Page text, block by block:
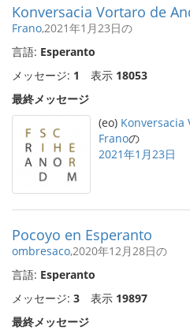
Konversacia Vortaro de
Frano,2021年1月23日の
言語: Esperanto
メッセージ: 1 表示 18053
最終メッセージ
(eo) Konversacia
Franoの
2021年1月23日
Pocoyo en Esperanto
ombresaco,2020年12月28日の
言語: Esperanto
メッセージ: 3 表示 19897
最終メッセージ